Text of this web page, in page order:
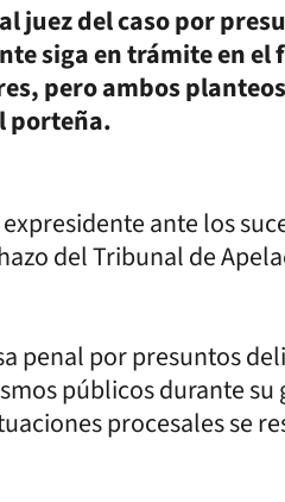
juez del caso por
siga en trámite en el
pero ambos
porteña.
ante los
del Tribunal de
penal por presuntos
públicos durante su
procesales se